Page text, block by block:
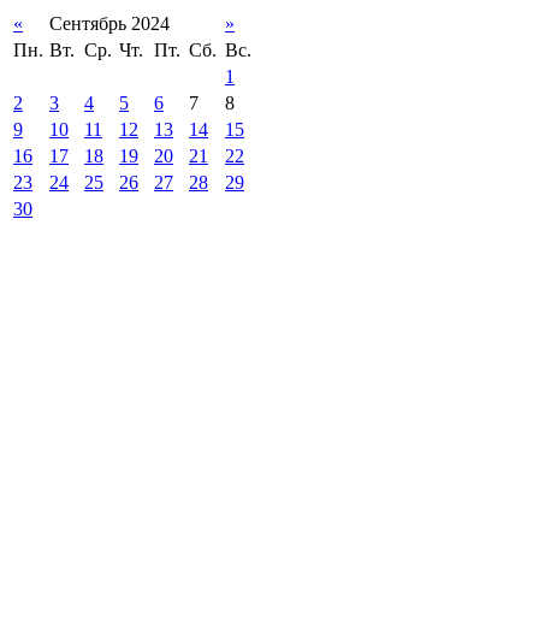
« Сентябрь 2024
»
Пн. Вт. Ср. Чт. Пт. Сб. Вс.
1
2
3 4 5 6 7
8
9
10 11 12 13 14
15
16
17 18 19 20 21
22
23
24 25 26 27 28
29
30